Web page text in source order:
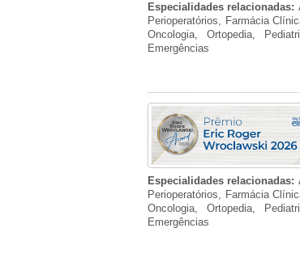
Especialidades relacionadas:
Perioperatórios, Farmácia
Oncologia, Ortopedia,
Emergências
Especialidades relacionadas:
Perioperatórios, Farmácia
Oncologia, Ortopedia,
Emergências